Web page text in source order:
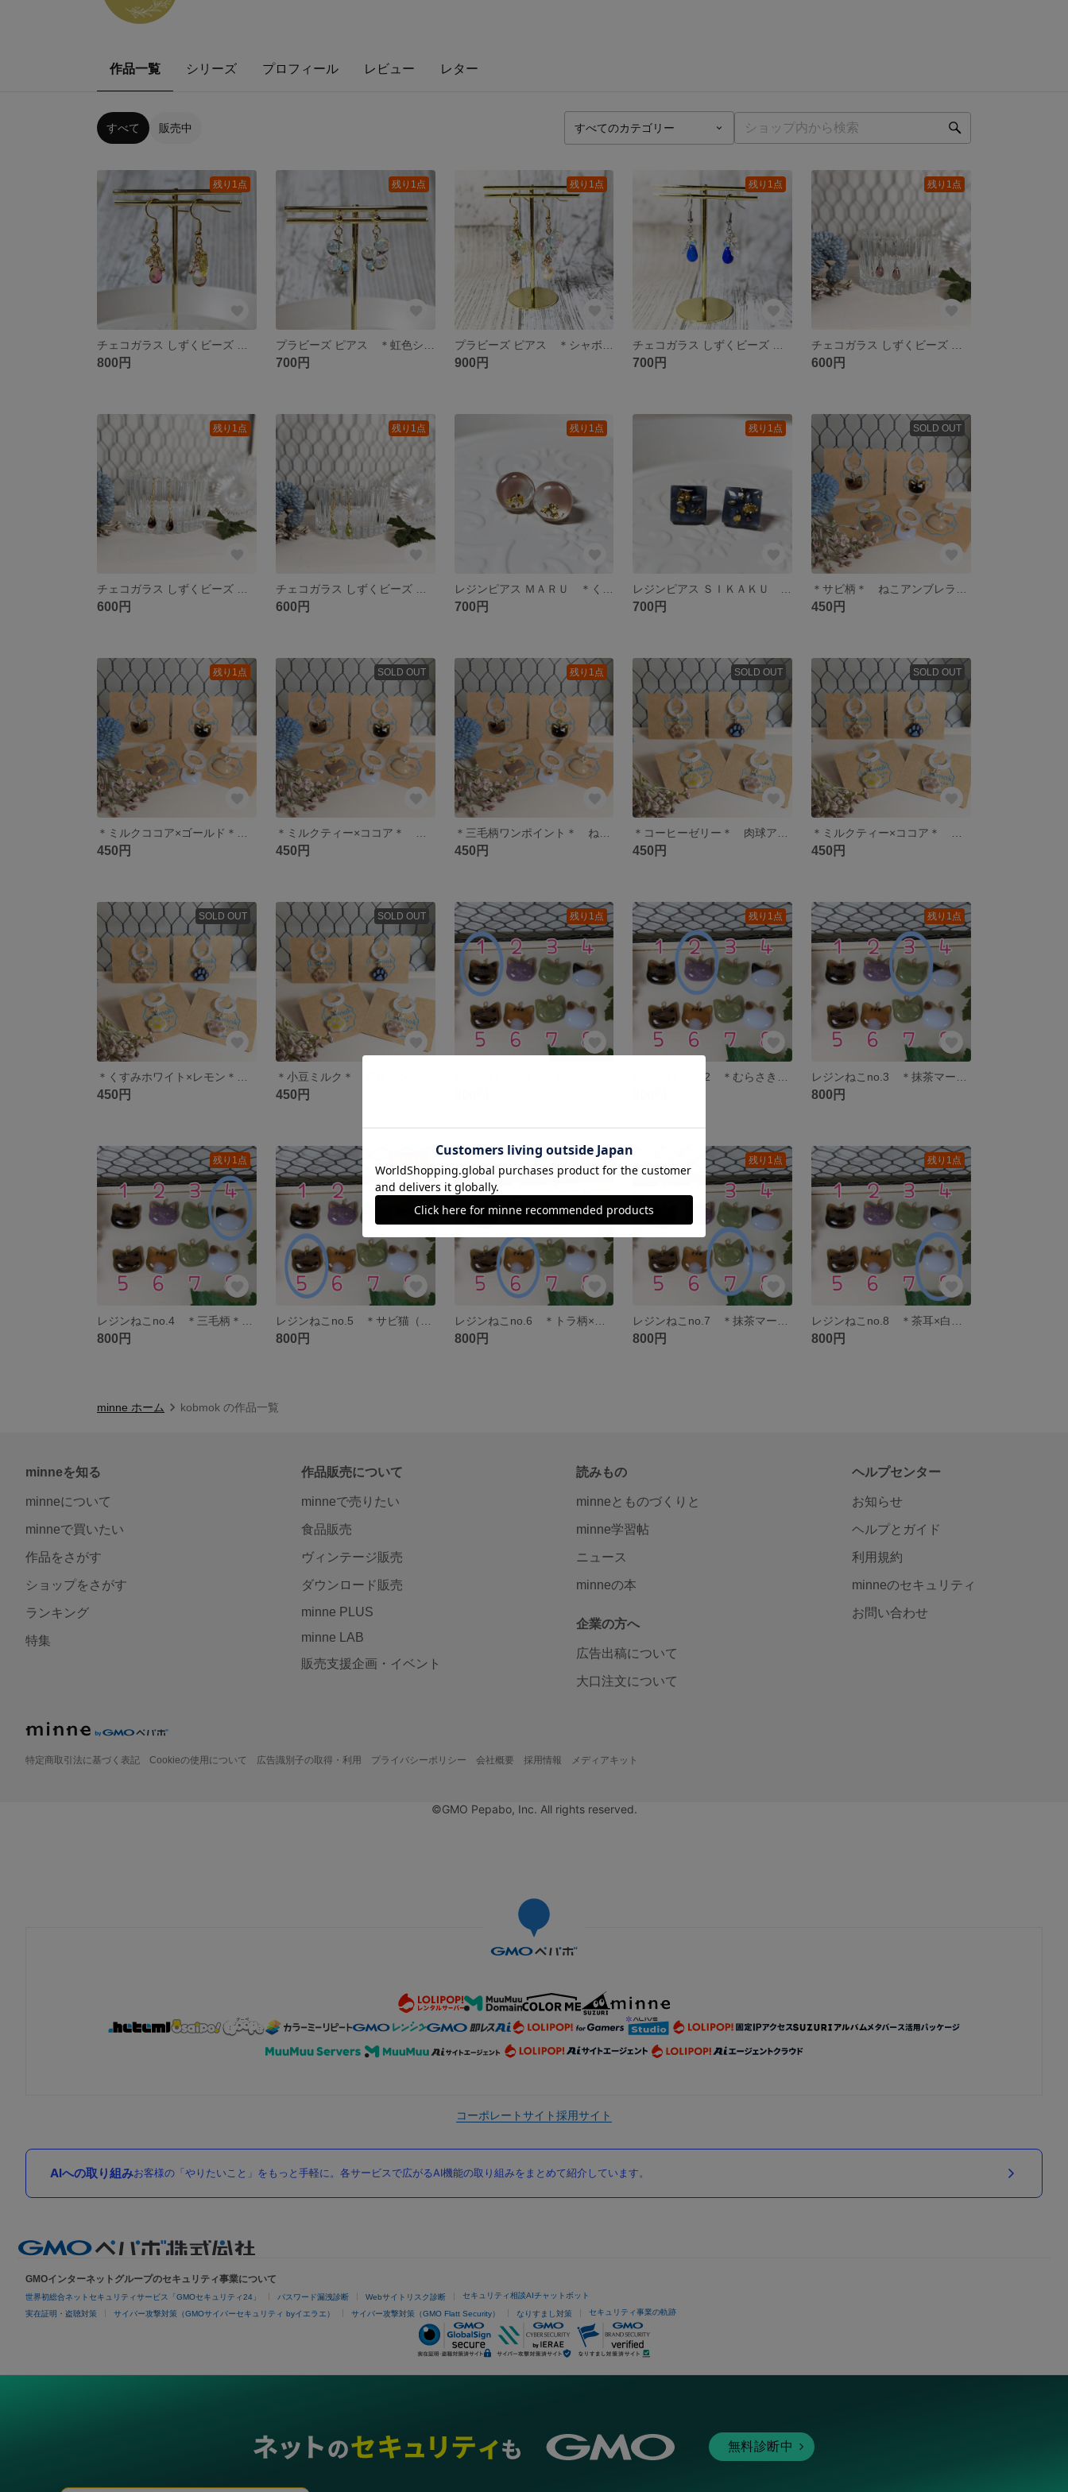
作品一覧 シリーズ プロフィール レビュー レター
すべて 販売中
残り1点
800円
残り1点
700円
残り1点
900円
残り1点
700円
残り1点
600円
残り1点
600円
残り1点
600円
残り1点
700円
残り1点
700円
SOLD OUT
450円
残り1点
450円
SOLD OUT
450円
残り1点
450円
SOLD OUT
450円
SOLD OUT
450円
SOLD OUT
450円
SOLD OUT
450円
残り1点 残り1点 残り1点
800円
残り1点
800円 800円
SOLD OUT
800円
残り1点
800円
残り1点
800円
minne ホーム kobmok の作品一覧
minneを知る
minneについて
minneで買いたい
作品をさがす
ショップをさがす
ランキング
特集
作品販売について
minneで売りたい
食品販売
ヴィンテージ販売
ダウンロード販売
minne PLUS
minne LAB
販売支援企画・イベント
読みもの
minneとものづくりと
minne学習帖
ニュース
minneの本
企業の方へ
広告出稿について
大口注文について
ヘルプセンター
お知らせ
ヘルプとガイド
利用規約
minneのセキュリティ
お問い合わせ
特定商取引法に基づく表記 Cookieの使用について 広告識別子の取得・利用 プライバシーポリシー 会社概要 採用情報 メディアキット
©GMO Pepabo, Inc. All rights reserved.
コーポレートサイト採用サイト
AIへの取り組みお客様の「やりたいこと」をもっと手軽に。各サービスで広がるAI機能の取り組みをまとめて紹介しています。
GMOインターネットグループのセキュリティ事業について
世界初総合ネットセキュリティサービス「GMOセキュリティ24」 パスワード漏洩診断 Webサイトリスク診断 セキュリティ相談AIチャットボット
実在証明・盗聴対策 サイバー攻撃対策（GMOサイバーセキュリティ byイエラエ） サイバー攻撃対策（GMO Flatt Security） なりすまし対策 セキュリティ事業の軌跡
無料診断中